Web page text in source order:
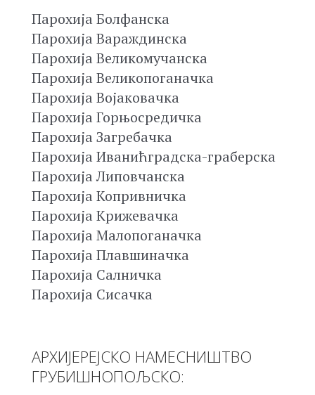
Парохија Болфанска
Парохија Вараждинска
Парохија Великомучанска
Парохија Великопоганачка
Парохија Војаковачка
Парохија Горњосредичка
Парохија Загребачка
Парохија Иванићградска-граберска
Парохија Липовчанска
Парохија Копривничка
Парохија Крижевачка
Парохија Малопоганачка
Парохија Плавшиначка
Парохија Салничка
Парохија Сисачка
АРХИЈЕРЕЈСКО НАМЕСНИШТВО
ГРУБИШНОПОЉСКО: